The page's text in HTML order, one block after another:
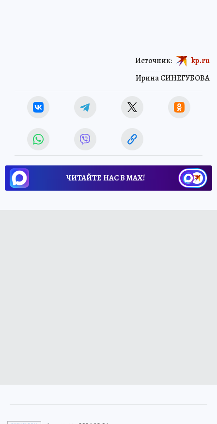
Ирина СИНЕГУБОВА
Источник: kp.ru
ЧИТАЙТЕ НАС В МАХ!